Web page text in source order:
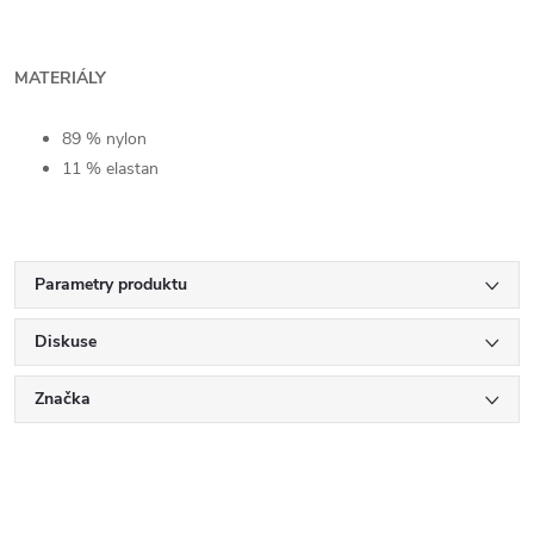
MATERIÁLY
89 % nylon
11 % elastan
Parametry produktu
Diskuse
Značka